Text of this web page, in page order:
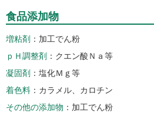
食品添加物
増粘剤
加工でん粉
ｐＨ調整剤
クエン酸Ｎａ等
凝固剤
塩化Ｍｇ等
着色料
カラメル、カロチン
その他の添加物
加工でん粉